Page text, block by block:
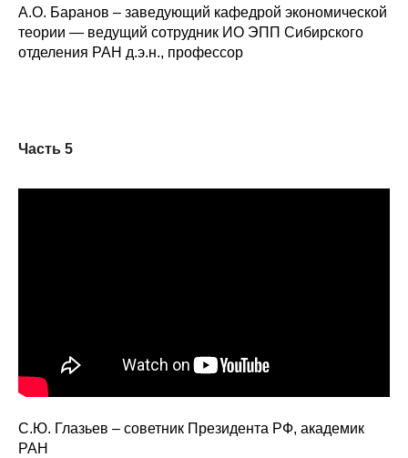
А.О. Баранов – заведующий кафедрой экономической
теории — ведущий сотрудник ИО ЭПП Сибирского
отделения РАН д.э.н., профессор
Часть 5
С.Ю. Глазьев – советник Президента РФ, академик
РАН